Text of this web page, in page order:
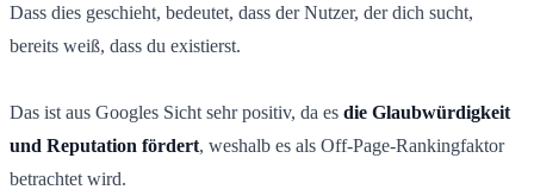
Dass dies geschieht, bedeutet, dass der Nutzer, der dich sucht,
bereits weiß, dass du existierst.
Das ist aus Googles Sicht sehr positiv, da es die Glaubwürdigkeit
und Reputation fördert, weshalb es als Off-Page-Rankingfaktor
betrachtet wird.